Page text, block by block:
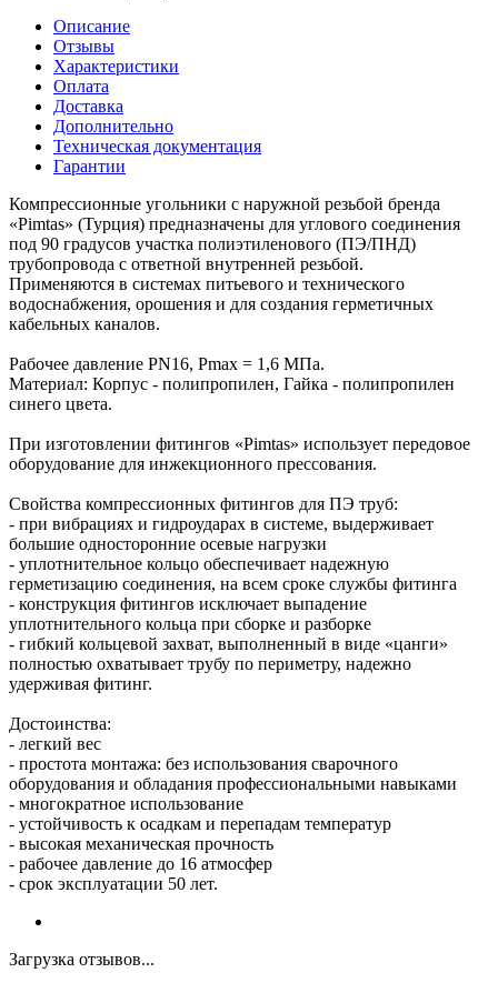
Описание
Отзывы
Характеристики
Оплата
Доставка
Дополнительно
Техническая документация
Гарантии
Компрессионные угольники с наружной резьбой бренда
«Pimtas» (Турция) предназначены для углового соединения
под 90 градусов участка полиэтиленового (ПЭ/ПНД)
трубопровода с ответной внутренней резьбой.
Применяются в системах питьевого и технического
водоснабжения, орошения и для создания герметичных
кабельных каналов.
Рабочее давление PN16, Рmax = 1,6 МПа.
Материал: Корпус - полипропилен, Гайка - полипропилен
синего цвета.
При изготовлении фитингов «Pimtas» использует передовое
оборудование для инжекционного прессования.
Свойства компрессионных фитингов для ПЭ труб:
- при вибрациях и гидроударах в системе, выдерживает
большие односторонние осевые нагрузки
- уплотнительное кольцо обеспечивает надежную
герметизацию соединения, на всем сроке службы фитинга
- конструкция фитингов исключает выпадение
уплотнительного кольца при сборке и разборке
- гибкий кольцевой захват, выполненный в виде «цанги»
полностью охватывает трубу по периметру, надежно
удерживая фитинг.
Достоинства:
- легкий вес
- простота монтажа: без использования сварочного
оборудования и обладания профессиональными навыками
- многократное использование
- устойчивость к осадкам и перепадам температур
- высокая механическая прочность
- рабочее давление до 16 атмосфер
- срок эксплуатации 50 лет.
Загрузка отзывов...